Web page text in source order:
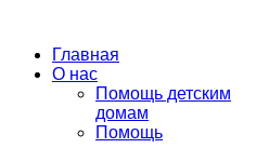
Главная
О нас
Помощь детским
домам
Помощь